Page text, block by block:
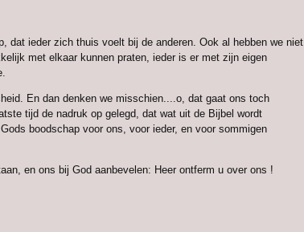
dat ieder zich thuis voelt bij de anderen. Ook al hebben we niet
met elkaar kunnen praten, ieder is er met zijn eigen
En dan denken we misschien....o, dat gaat ons toch
tijd de nadruk op gelegd, dat wat uit de Bijbel wordt
boodschap voor ons, voor ieder, en voor sommigen
en ons bij God aanbevelen: Heer ontferm u over ons !